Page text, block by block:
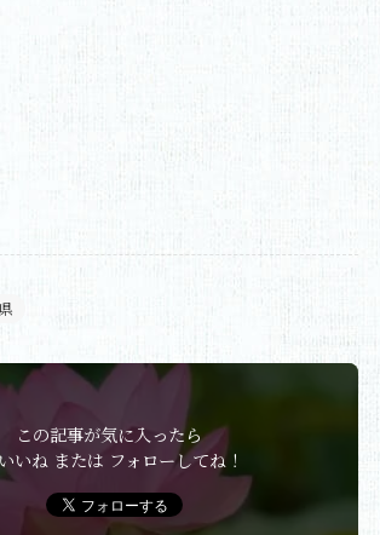
この記事が気に入ったら
いね または フォローしてね！